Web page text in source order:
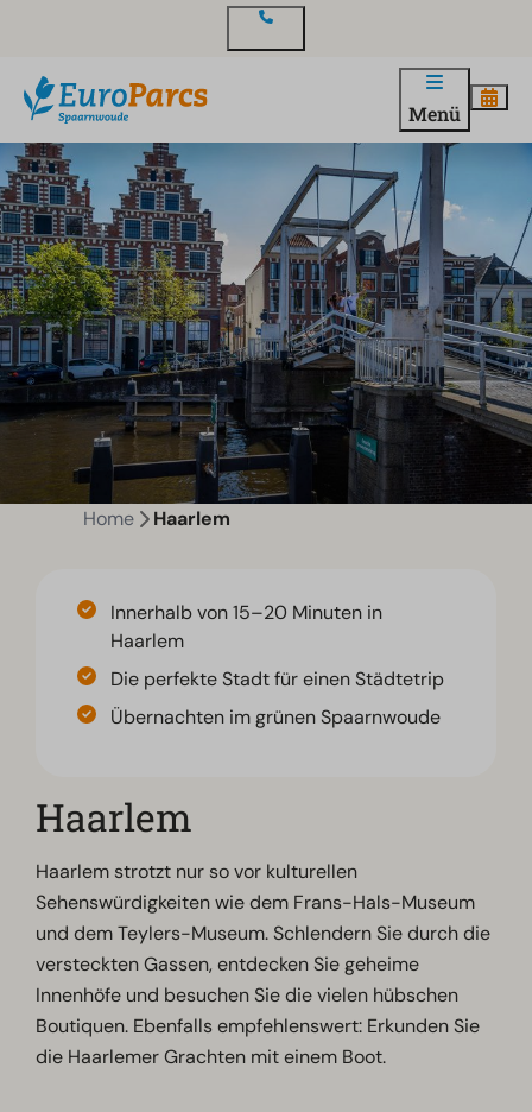
Menü
Home Haarlem
Innerhalb von 15–20 Minuten in
Haarlem
Die perfekte Stadt für einen Städtetrip
Übernachten im grünen Spaarnwoude
Haarlem
Haarlem strotzt nur so vor kulturellen
Sehenswürdigkeiten wie dem Frans-Hals-Museum
und dem Teylers-Museum. Schlendern Sie durch die
versteckten Gassen, entdecken Sie geheime
Innenhöfe und besuchen Sie die vielen hübschen
Boutiquen. Ebenfalls empfehlenswert: Erkunden Sie
die Haarlemer Grachten mit einem Boot.